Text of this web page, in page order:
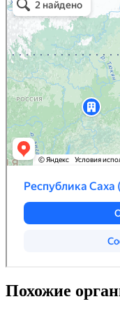
Похожие